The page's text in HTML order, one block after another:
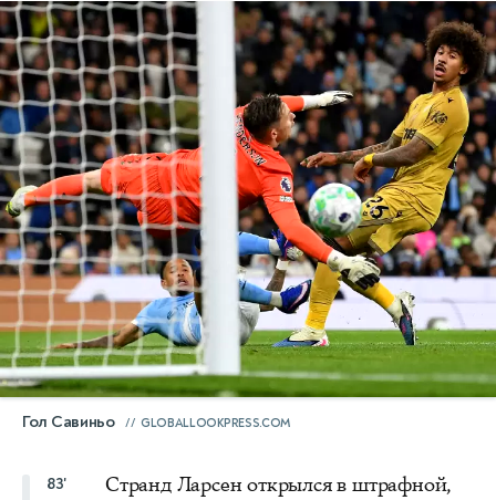
Гол Савиньо GLOBALLOOKPRESS.COM
83'
Странд Ларсен открылся в штрафной,